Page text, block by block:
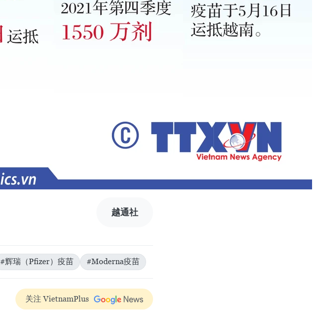
越通社
#辉瑞（Pfizer）疫苗 #Moderna疫苗
关注 VietnamPlus